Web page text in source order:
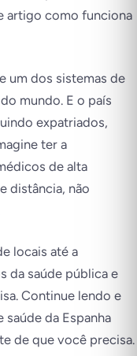
artigo como funciona
um dos sistemas de
mundo. E o país
expatriados,
ter a
de alta
distância, não
locais até a
da saúde pública e
Continue lendo e
da Espanha
de que você precisa.